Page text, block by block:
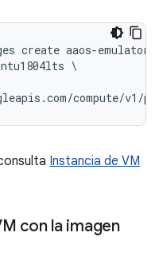
create aaos-
\
Instancia de VM
con la imagen